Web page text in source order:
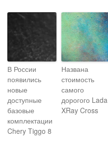
В России
появились
новые
доступные
базовые
комплектации
Chery Tiggo 8
Названа
стоимость
самого
дорогого Lada
XRay Cross